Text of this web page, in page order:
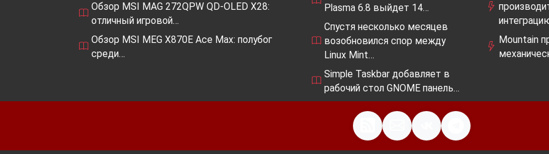
Обзор MSI MAG 272QPW QD-OLED X28:
отличный игровой…
Обзор MSI MEG X870E Ace Max: полубог
среди…
Plasma 6.8 выйдет 14…
Спустя несколько месяцев
возобновился спор между
Linux Mint…
Simple Taskbar добавляет в
рабочий стол GNOME панель…
Mountain